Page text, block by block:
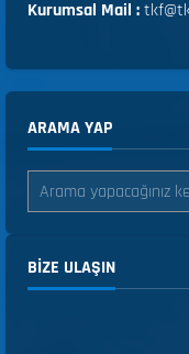
Kurumsal Mail :
ARAMA YAP
BIZE ULAŞIN